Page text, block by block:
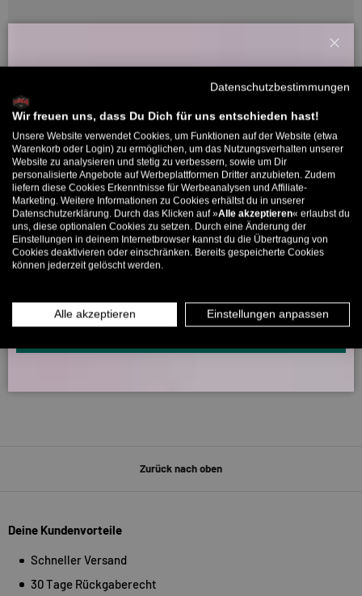
Kundenbewertungen
Sei der Erste, der eine Bewertung schreibt
5324 Bewertungen
5324 266
Verifiziert von
Willkommensbonus
Willkommens-Rabattcode direkt per Mail zugeschickt.
Bis zu 11% Rabatt auf deine erste Bestellung. Aufgepasst: Du
kannst nur 1x wählen! 🤫
5% ab €80 9% ab €100 11% ab €150 🔥
E-Mail
MÄNNER
INFOS ÜBER WHATSAPP? KEIN PROBLEM!
KLICK HIER UND SCHICKE UNS DIE VORGESCHRIEBENE NACHRICHT,
Zurück nach oben
Deine Kundenvorteile
Schneller Versand
30 Tage Rückgaberecht
Datenschutzbestimmungen
Wir freuen uns, dass Du Dich für uns entschieden hast!
Unsere Website verwendet Cookies, um Funktionen auf der Website (etwa
Warenkorb oder Login) zu ermöglichen, um das Nutzungsverhalten unserer
Website zu analysieren und stetig zu verbessern, sowie um Dir
personalisierte Angebote auf Werbeplattformen Dritter anzubieten. Zudem
liefern diese Cookies Erkenntnisse für Werbeanalysen und Affiliate-
Marketing. Weitere Informationen zu Cookies erhältst du in unserer
Datenschutzerklärung. Durch das Klicken auf »Alle akzeptieren« erlaubst du
uns, diese optionalen Cookies zu setzen. Durch eine Änderung der
Einstellungen in deinem Internetbrowser kannst du die Übertragung von
Cookies deaktivieren oder einschränken. Bereits gespeicherte Cookies
können jederzeit gelöscht werden.
Alle akzeptieren Einstellungen anpassen